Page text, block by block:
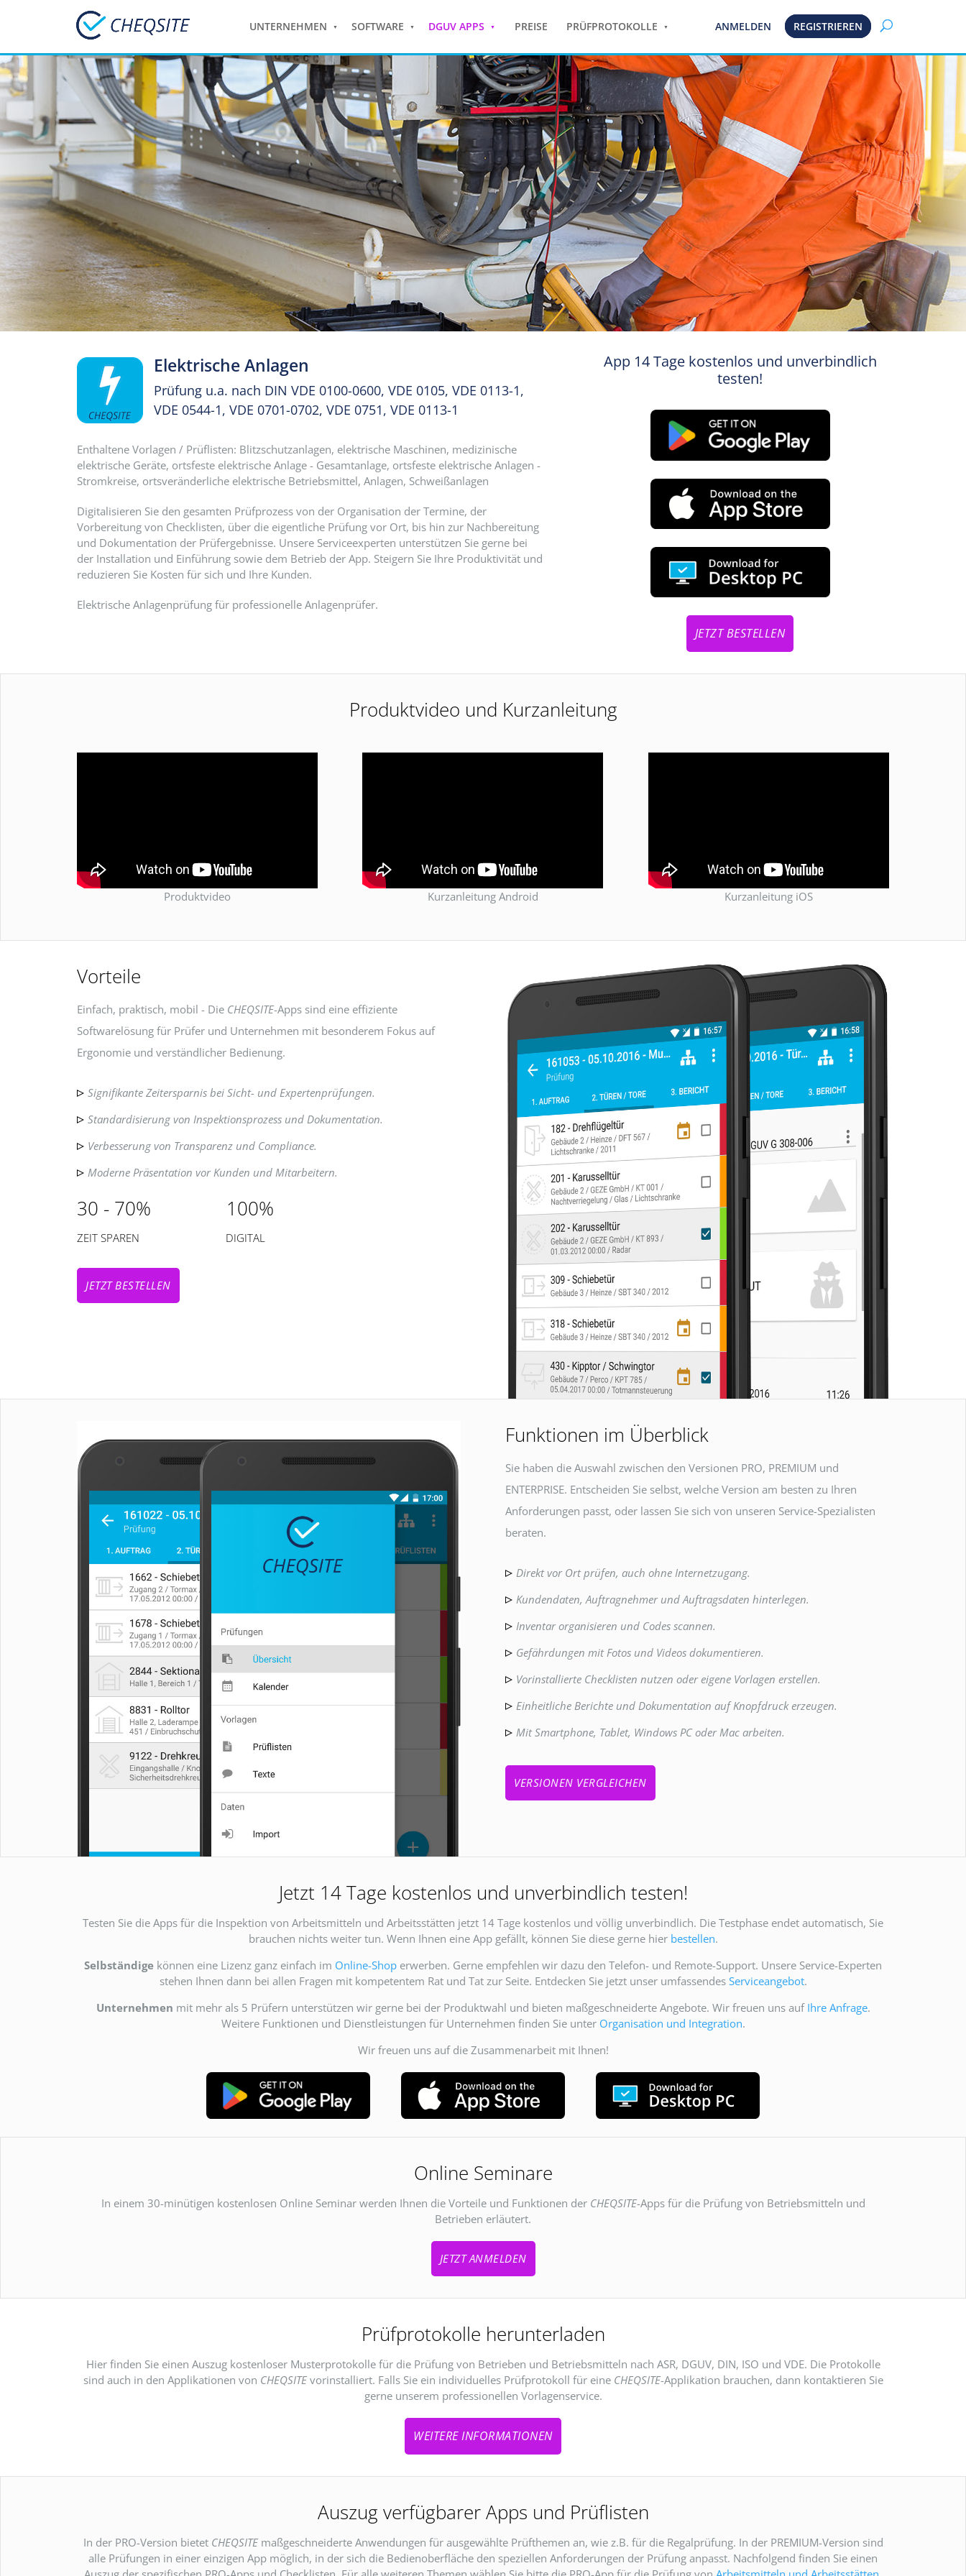
UNTERNEHMEN SOFTWARE DGUV APPS PREISE PRÜFPROTOKOLLE ANMELDEN REGISTRIEREN
Elektrische Anlagen
Prüfung u.a. nach DIN VDE 0100-0600, VDE 0105, VDE 0113-1,
VDE 0544-1, VDE 0701-0702, VDE 0751, VDE 0113-1
Enthaltene Vorlagen / Prüflisten: Blitzschutzanlagen, elektrische Maschinen, medizinische
elektrische Geräte, ortsfeste elektrische Anlage - Gesamtanlage, ortsfeste elektrische Anlagen -
Stromkreise, ortsveränderliche elektrische Betriebsmittel, Anlagen, Schweißanlagen
Digitalisieren Sie den gesamten Prüfprozess von der Organisation der Termine, der
Vorbereitung von Checklisten, über die eigentliche Prüfung vor Ort, bis hin zur Nachbereitung
und Dokumentation der Prüfergebnisse. Unsere Serviceexperten unterstützen Sie gerne bei
der Installation und Einführung sowie dem Betrieb der App. Steigern Sie Ihre Produktivität und
reduzieren Sie Kosten für sich und Ihre Kunden.
Elektrische Anlagenprüfung für professionelle Anlagenprüfer.
App 14 Tage kostenlos und unverbindlich
testen!
JETZT BESTELLEN
Produktvideo und Kurzanleitung
Produktvideo Kurzanleitung Android Kurzanleitung iOS
Vorteile
Einfach, praktisch, mobil - Die CHEQSITE-Apps sind eine effiziente
Softwarelösung für Prüfer und Unternehmen mit besonderem Fokus auf
Ergonomie und verständlicher Bedienung.
Signifikante Zeitersparnis bei Sicht- und Expertenprüfungen.
Standardisierung von Inspektionsprozess und Dokumentation.
Verbesserung von Transparenz und Compliance.
Moderne Präsentation vor Kunden und Mitarbeitern.
30 - 70% 100%
ZEIT SPAREN DIGITAL
JETZT BESTELLEN
Funktionen im Überblick
Sie haben die Auswahl zwischen den Versionen PRO, PREMIUM und
ENTERPRISE. Entscheiden Sie selbst, welche Version am besten zu Ihren
Anforderungen passt, oder lassen Sie sich von unseren Service-Spezialisten
beraten.
Direkt vor Ort prüfen, auch ohne Internetzugang.
Kundendaten, Auftragnehmer und Auftragsdaten hinterlegen.
Inventar organisieren und Codes scannen.
Gefährdungen mit Fotos und Videos dokumentieren.
Vorinstallierte Checklisten nutzen oder eigene Vorlagen erstellen.
Einheitliche Berichte und Dokumentation auf Knopfdruck erzeugen.
Mit Smartphone, Tablet, Windows PC oder Mac arbeiten.
VERSIONEN VERGLEICHEN
Jetzt 14 Tage kostenlos und unverbindlich testen!
Testen Sie die Apps für die Inspektion von Arbeitsmitteln und Arbeitsstätten jetzt 14 Tage kostenlos und völlig unverbindlich. Die Testphase endet automatisch, Sie
brauchen nichts weiter tun. Wenn Ihnen eine App gefällt, können Sie diese gerne hier bestellen.
Selbständige können eine Lizenz ganz einfach im Online-Shop erwerben. Gerne empfehlen wir dazu den Telefon- und Remote-Support. Unsere Service-Experten
stehen Ihnen dann bei allen Fragen mit kompetentem Rat und Tat zur Seite. Entdecken Sie jetzt unser umfassendes Serviceangebot.
Unternehmen mit mehr als 5 Prüfern unterstützen wir gerne bei der Produktwahl und bieten maßgeschneiderte Angebote. Wir freuen uns auf Ihre Anfrage.
Weitere Funktionen und Dienstleistungen für Unternehmen finden Sie unter Organisation und Integration.
Wir freuen uns auf die Zusammenarbeit mit Ihnen!
Online Seminare
In einem 30-minütigen kostenlosen Online Seminar werden Ihnen die Vorteile und Funktionen der CHEQSITE-Apps für die Prüfung von Betriebsmitteln und
Betrieben erläutert.
JETZT ANMELDEN
Prüfprotokolle herunterladen
Hier finden Sie einen Auszug kostenloser Musterprotokolle für die Prüfung von Betrieben und Betriebsmitteln nach ASR, DGUV, DIN, ISO und VDE. Die Protokolle
sind auch in den Applikationen von CHEQSITEvorinstalliert. Falls Sie ein individuelles Prüfprotokoll für eine CHEQSITE-Applikation brauchen, dann kontaktieren Sie
gerne unserem professionellen Vorlagenservice.
WEITERE INFORMATIONEN
Auszug verfügbarer Apps und Prüflisten
In der PRO-Version bietet CHEQSITEmaßgeschneiderte Anwendungen für ausgewählte Prüfthemen an, wie z.B. für die Regalprüfung. In der PREMIUM-Version sind
alle Prüfungen in einer einzigen App möglich, in der sich die Bedienoberfläche den speziellen Anforderungen der Prüfung anpasst. Nachfolgend finden Sie einen